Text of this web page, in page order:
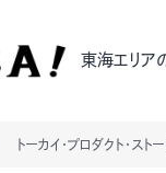
東海エリア
トーカイ・プロダクト・スト